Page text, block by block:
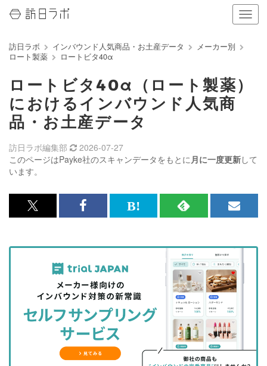
ナ
ビ
り
る
訪日ラボ インバウンド人気商品・お土産データ
メーカー別
ロート製薬
ロートビタ40α
ロートビタ40α（ロート製薬）
におけるインバウンド人気商
品・お土産データ
このページはPayke社のスキャンデータをもとに月に一度更新して
います。
訪日ラボ編集部 2026-07-27
x<br>
記
を
シ
ェ
Facebook<br>
記
事
を
シ
ェ
ア
す
は
な
ッ
ク
マ
RSS
記
事
を
購
読
す
る
メ
マ
ガ
登
録
す
る